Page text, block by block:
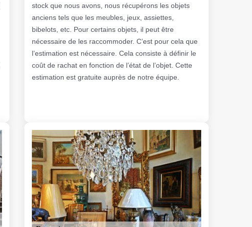
stock que nous avons, nous récupérons les objets
anciens tels que les meubles, jeux, assiettes,
bibelots, etc. Pour certains objets, il peut être
nécessaire de les raccommoder. C’est pour cela que
l’estimation est nécessaire. Cela consiste à définir le
coût de rachat en fonction de l’état de l’objet. Cette
estimation est gratuite auprès de notre équipe.